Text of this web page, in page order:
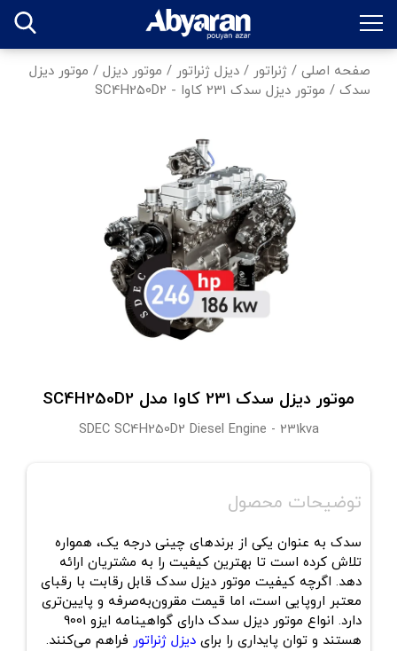
صفحه اصلی / ژنراتور / دیزل ژنراتور / موتور دیزل / موتور دیزل
سدک / موتور دیزل سدک 231 کاوا - SC4H250D2
موتور دیزل سدک 231 کاوا مدل SC4H250D2
SDEC SC4H250D2 Diesel Engine - 231kva
توضیحات محصول
سدک به عنوان یکی از برندهای چینی درجه یک، همواره
تلاش کرده است تا بهترین کیفیت را به مشتریان ارائه
دهد. اگرچه کیفیت موتور دیزل سدک قابل رقابت با رقبای
معتبر اروپایی است، اما قیمت مقرون‌به‌صرفه و پایین‌تری
دارد. انواع موتور دیزل سدک دارای گواهینامه ایزو 9001
هستند و توان پایداری را برای دیزل ژنراتور فراهم می‌کنند.